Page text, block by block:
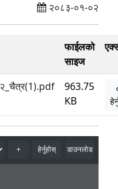
२०८३-०१-०२
फाईलको
साइज
963.75
KB